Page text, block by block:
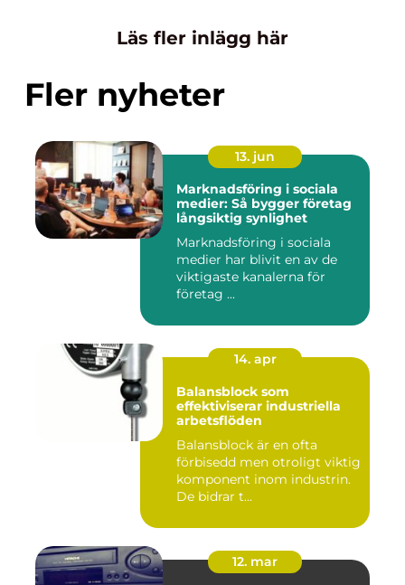
Läs fler inlägg här
Fler nyheter
13. jun
Marknadsföring i sociala
medier: Så bygger företag
långsiktig synlighet
Marknadsföring i sociala
medier har blivit en av de
viktigaste kanalerna för
företag ...
14. apr
Balansblock som
effektiviserar industriella
arbetsflöden
Balansblock är en ofta
förbisedd men otroligt viktig
komponent inom industrin.
De bidrar t...
12. mar